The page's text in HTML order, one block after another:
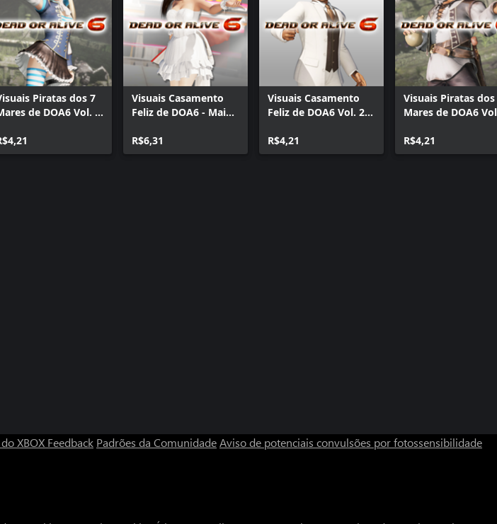
Piratas dos 7
de DOA6 Vol. 2
Visuais Casamento
Feliz de DOA6 - Mai
R$6,31
Visuais Casamento
Feliz de DOA6 Vol. 2 -
R$4,21
Visuais Piratas dos
Mares de DOA6
R$4,21
XBOX Feedback Padrões da ComunidadeAviso de potenciais convulsões por fotossensibilidade